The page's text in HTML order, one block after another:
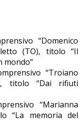
“Domenico
(TO), titolo “Il
mondo”
“Troiano
titolo “Dai rifiuti
“Marianna
“La memoria del